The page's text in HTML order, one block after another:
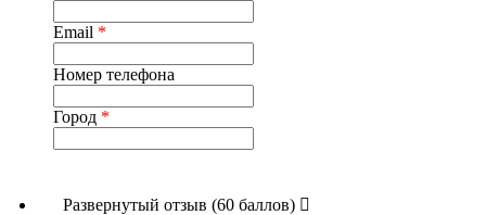
Email *
Номер телефона
Город *
Развернутый отзыв (60 баллов)